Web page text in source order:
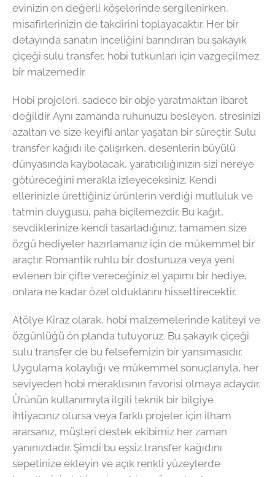
evinizin en değerli köşelerinde sergilenirken,
misafirlerinizin de takdirini toplayacaktır. Her bir
detayında sanatın inceliğini barındıran bu şakayık
çiçeği sulu transfer, hobi tutkunları için vazgeçilmez
bir malzemedir.
Hobi projeleri, sadece bir obje yaratmaktan ibaret
değildir. Aynı zamanda ruhunuzu besleyen, stresinizi
azaltan ve size keyifli anlar yaşatan bir süreçtir. Sulu
transfer kağıdı ile çalışırken, desenlerin büyülü
dünyasında kaybolacak, yaratıcılığınızın sizi nereye
götüreceğini merakla izleyeceksiniz. Kendi
ellerinizle ürettiğiniz ürünlerin verdiği mutluluk ve
tatmin duygusu, paha biçilemezdir. Bu kağıt,
sevdiklerinize kendi tasarladığınız, tamamen size
özgü hediyeler hazırlamanız için de mükemmel bir
araçtır. Romantik ruhlu bir dostunuza veya yeni
evlenen bir çifte vereceğiniz el yapımı bir hediye,
onlara ne kadar özel olduklarını hissettirecektir.
Atölye Kiraz olarak, hobi malzemelerinde kaliteyi ve
özgünlüğü ön planda tutuyoruz. Bu şakayık çiçeği
sulu transfer de bu felsefemizin bir yansımasıdır.
Uygulama kolaylığı ve mükemmel sonuçlarıyla, her
seviyeden hobi meraklısının favorisi olmaya adaydır.
Ürünün kullanımıyla ilgili teknik bir bilgiye
ihtiyacınız olursa veya farklı projeler için ilham
ararsanız, müşteri destek ekibimiz her zaman
yanınızdadır. Şimdi bu eşsiz transfer kağıdını
sepetinize ekleyin ve açık renkli yüzeylerde